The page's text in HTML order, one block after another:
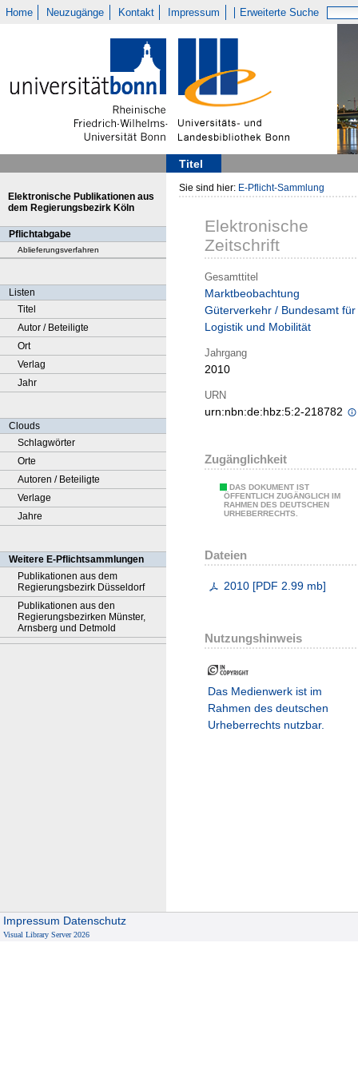
Home Neuzugänge Kontakt Impressum Erweiterte Suche
Titel
Elektronische Publikationen aus
dem Regierungsbezirk Köln
Pflichtabgabe
Ablieferungsverfahren
Listen
Titel
Autor / Beteiligte
Ort
Verlag
Jahr
Clouds
Schlagwörter
Orte
Autoren / Beteiligte
Verlage
Jahre
Weitere E-Pflichtsammlungen
Publikationen aus dem
Regierungsbezirk Düsseldorf
Publikationen aus den
Regierungsbezirken Münster,
Arnsberg und Detmold
Sie sind hier: E-Pflicht-Sammlung
Elektronische
Zeitschrift
Gesamttitel
Marktbeobachtung
Güterverkehr / Bundesamt für
Logistik und Mobilität
Jahrgang
2010
URN
urn:nbn:de:hbz:5:2-218782
Zugänglichkeit
DAS DOKUMENT IST
ÖFFENTLICH ZUGÄNGLICH IM
RAHMEN DES DEUTSCHEN
URHEBERRECHTS.
Dateien
2010 [PDF 2.99 mb]
Nutzungshinweis
Das Medienwerk ist im
Rahmen des deutschen
Urheberrechts nutzbar.
Impressum Datenschutz
Visual Library Server 2026